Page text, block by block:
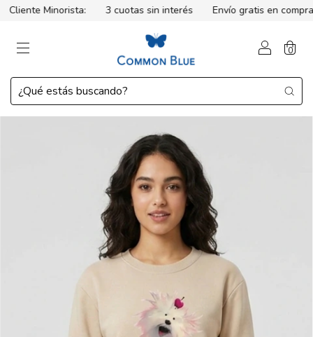
Minorista: 3 cuotas sin interés Envío gratis en
0